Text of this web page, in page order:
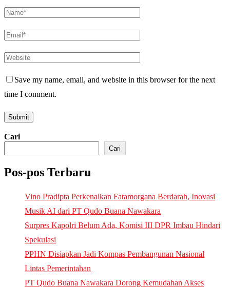
Save my name, email, and website in this browser for the next
time I comment.
Cari
Cari
Pos-pos Terbaru
Vino Pradipta Perkenalkan Fatamorgana Berdarah, Inovasi
Musik AI dari PT Qudo Buana Nawakara
Surpres Kapolri Belum Ada, Komisi III DPR Imbau Hindari
Spekulasi
PPHN Disiapkan Jadi Kompas Pembangunan Nasional
Lintas Pemerintahan
PT Qudo Buana Nawakara Dorong Kemudahan Akses